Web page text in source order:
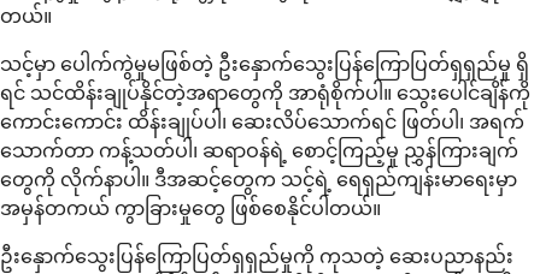
တယ်။
သင့်မှာ ပေါက်ကွဲမှုမဖြစ်တဲ့ ဦးနှောက်သွေးပြန်ကြောပြတ်ရှရှည်မှု ရှိ
ရင် သင်ထိန်းချုပ်နိုင်တဲ့အရာတွေကို အာရုံစိုက်ပါ။ သွေးပေါင်ချိန်ကို
ကောင်းကောင်း ထိန်းချုပ်ပါ၊ ဆေးလိပ်သောက်ရင် ဖြတ်ပါ၊ အရက်
သောက်တာ ကန့်သတ်ပါ၊ ဆရာဝန်ရဲ့ စောင့်ကြည့်မှု ညွှန်ကြားချက်
တွေကို လိုက်နာပါ။ ဒီအဆင့်တွေက သင့်ရဲ့ ရေရှည်ကျန်းမာရေးမှာ
အမှန်တကယ် ကွာခြားမှုတွေ ဖြစ်စေနိုင်ပါတယ်။
ဦးနှောက်သွေးပြန်ကြောပြတ်ရှရှည်မှုကို ကုသတဲ့ ဆေးပညာနည်း